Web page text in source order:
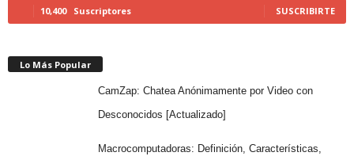
10,400 Suscriptores SUSCRIBIRTE
Lo Más Popular
CamZap: Chatea Anónimamente por Video con
Desconocidos [Actualizado]
Macrocomputadoras: Definición, Características,